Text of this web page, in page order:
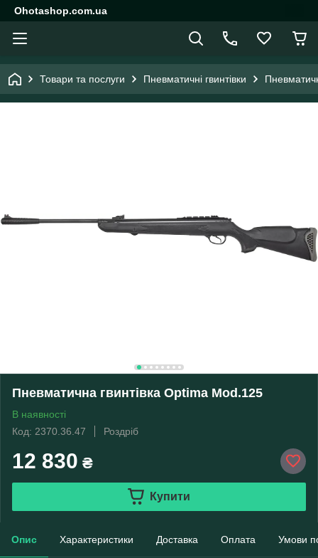
Ohotashop.com.ua
Товари та послуги Пневматичні гвинтівки
Пневматична гвинтівка Optima Mod.125
В наявності
Код: 2370.36.47
Роздріб
12 830 ₴
Купити
Опис Характеристики Доставка Оплата Умови